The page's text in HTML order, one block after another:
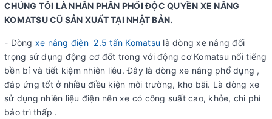
CHÚNG TÔI LÀ NHÂN PHÂN PHỐI ĐỘC QUYỀN XE NÂNG
KOMATSU CŨ SẢN XUẤT TẠI NHẬT BẢN.
- Dòng xe nâng điện 2.5 tấn Komatsu là dòng xe nâng đối
trọng sử dụng động cơ đốt trong với động cơ Komatsu nổi tiếng
bền bỉ và tiết kiệm nhiên liêu. Đây là dòng xe nâng phổ dụng ,
đáp ứng tốt ở nhiều điều kiện môi trường, kho bãi. Là dòng xe
sử dụng nhiên liệu điện nên xe có công suất cao, khỏe, chi phí
bảo trì thấp .